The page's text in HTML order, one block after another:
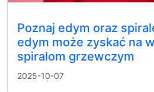
Poznaj edym oraz
edym może zyskać na
spiralom grzewczym
2025-10-07